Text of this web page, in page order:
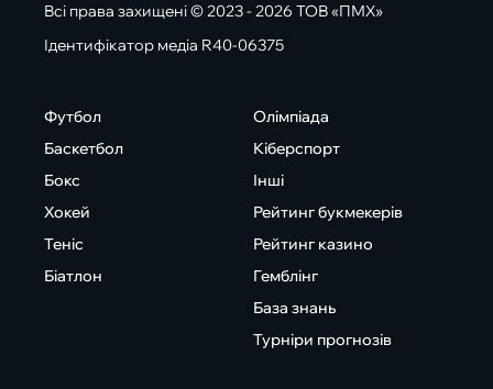
Всі права захищені © 2023 - 2026 ТОВ «ПМХ»
Ідентифікатор медіа R40-06375
Футбол
Баскетбол
Бокс
Хокей
Теніс
Біатлон
Олімпіада
Кіберспорт
Інші
Рейтинг букмекерів
Рейтинг казино
Гемблінг
База знань
Турніри прогнозів